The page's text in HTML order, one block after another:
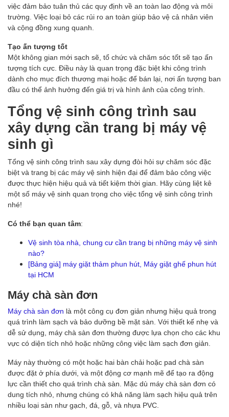
việc đảm bảo tuân thủ các quy định về an toàn lao động và môi
trường. Việc loại bỏ các rủi ro an toàn giúp bảo vệ cả nhân viên
và cộng đồng xung quanh.
Tạo ấn tượng tốt
Một không gian mới sạch sẽ, tổ chức và chăm sóc tốt sẽ tạo ấn
tượng tích cực. Điều này là quan trọng đặc biệt khi công trình
dành cho mục đích thương mại hoặc để bán lại, nơi ấn tượng ban
đầu có thể ảnh hưởng đến giá trị và hình ảnh của công trình.
Tổng vệ sinh công trình sau
xây dựng cần trang bị máy vệ
sinh gì
Tổng vệ sinh công trình sau xây dựng đòi hỏi sự chăm sóc đặc
biệt và trang bị các máy vệ sinh hiện đại để đảm bảo công việc
được thực hiện hiệu quả và tiết kiệm thời gian. Hãy cùng liệt kê
một số máy vệ sinh quan trọng cho việc tổng vệ sinh công trình
nhé!
Có thể bạn quan tâm:
Vệ sinh tòa nhà, chung cư cần trang bị những máy vệ sinh
nào?
[Bảng giá] máy giặt thảm phun hút, Máy giặt ghế phun hút
tại HCM
Máy chà sàn đơn
Máy chà sàn đơn là một công cụ đơn giản nhưng hiệu quả trong
quá trình làm sạch và bảo dưỡng bề mặt sàn. Với thiết kế nhẹ và
dễ sử dụng, máy chà sàn đơn thường được lựa chọn cho các khu
vực có diện tích nhỏ hoặc những công việc làm sạch đơn giản.
Máy này thường có một hoặc hai bàn chải hoặc pad chà sàn
được đặt ở phía dưới, và một động cơ mạnh mẽ để tạo ra động
lực cần thiết cho quá trình chà sàn. Mặc dù máy chà sàn đơn có
dung tích nhỏ, nhưng chúng có khả năng làm sạch hiệu quả trên
nhiều loại sàn như gạch, đá, gỗ, và nhựa PVC.